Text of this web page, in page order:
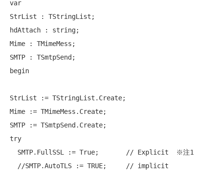
var
StrList : TStringList ;
hdAttach : string;
Mime : TMimeMess;
begin
StrList := TStringList .Create;
Mime := TMimeMess.Create;
try
  SMTP.FullSSL := True;
// Explicit  ※注1
//SMTP.AutoTLS := TRUE;     // implicit